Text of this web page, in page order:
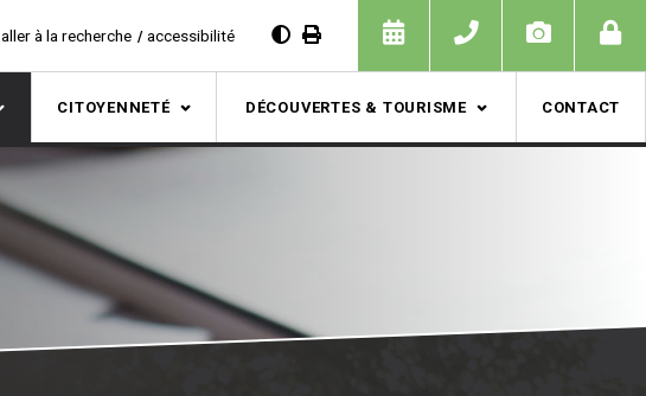
aller à la recherche accessibilité
CITOYENNETÉ DÉCOUVERTES & TOURISME CONTACT